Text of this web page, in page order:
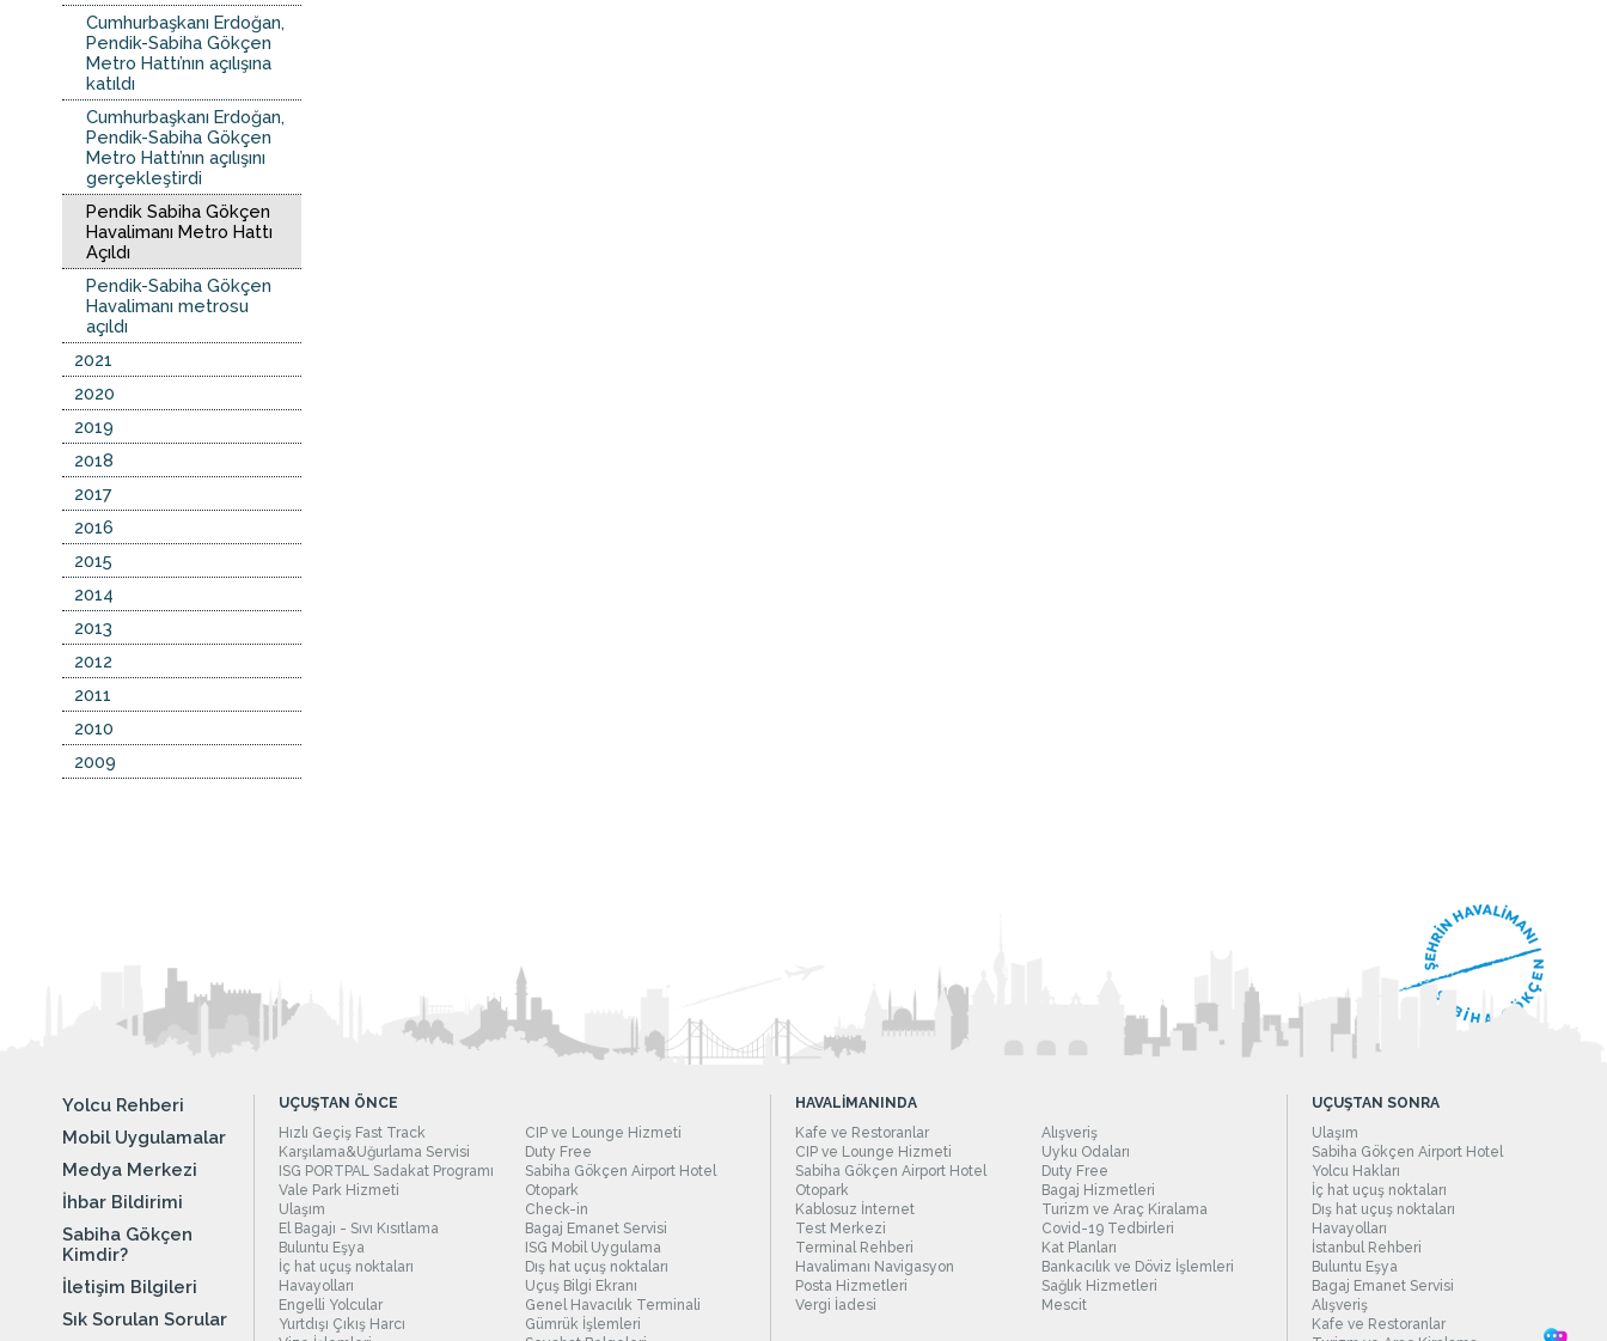
Cumhurbaşkanı Erdoğan,
Pendik-Sabiha Gökçen
Metro Hattı’nın açılışına
katıldı
Cumhurbaşkanı Erdoğan,
Pendik-Sabiha Gökçen
Metro Hattı’nın açılışını
gerçekleştirdi
Pendik Sabiha Gökçen
Havalimanı Metro Hattı
Açıldı
Pendik-Sabiha Gökçen
Havalimanı metrosu
açıldı
2021
2020
2019
2018
2017
2016
2015
2014
2013
2012
2011
2010
2009
Yolcu Rehberi
Mobil Uygulamalar
Medya Merkezi
İhbar Bildirimi
Sabiha Gökçen
Kimdir?
İletişim Bilgileri
Sık Sorulan Sorular
UÇUŞTAN ÖNCE
Hızlı Geçiş Fast Track
CIP ve Lounge Hizmeti
Karşılama&Uğurlama Servisi
Duty Free
ISG PORTPAL Sadakat Programı
Sabiha Gökçen Airport Hotel
Vale Park Hizmeti
Otopark
Ulaşım
Check-in
El Bagajı - Sıvı Kısıtlama
Bagaj Emanet Servisi
Buluntu Eşya
ISG Mobil Uygulama
İç hat uçuş noktaları
Dış hat uçuş noktaları
Havayolları
Uçuş Bilgi Ekranı
Engelli Yolcular
Genel Havacılık Terminali
Yurtdışı Çıkış Harcı
Gümrük İşlemleri
HAVALİMANINDA
Kafe ve Restoranlar
Alışveriş
CIP ve Lounge Hizmeti
Uyku Odaları
Sabiha Gökçen Airport Hotel
Duty Free
Otopark
Bagaj Hizmetleri
Kablosuz İnternet
Turizm ve Araç Kiralama
Test Merkezi
Covid-19 Tedbirleri
Terminal Rehberi
Kat Planları
Havalimanı Navigasyon
Bankacılık ve Döviz İşlemleri
Posta Hizmetleri
Sağlık Hizmetleri
Vergi İadesi
Mescit
UÇUŞTAN SONRA
Ulaşım
Sabiha Gökçen Airport Hotel
Yolcu Hakları
İç hat uçuş noktaları
Dış hat uçuş noktaları
Havayolları
İstanbul Rehberi
Buluntu Eşya
Bagaj Emanet Servisi
Alışveriş
Kafe ve Restoranlar